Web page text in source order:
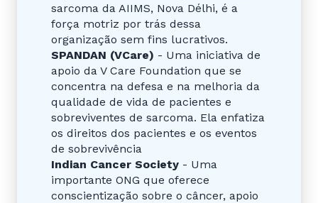
sarcoma da AIIMS, Nova Délhi, é a
força motriz por trás dessa
organização sem fins lucrativos.
SPANDAN (VCare) - Uma iniciativa de
apoio da V Care Foundation que se
concentra na defesa e na melhoria da
qualidade de vida de pacientes e
sobreviventes de sarcoma. Ela enfatiza
os direitos dos pacientes e os eventos
de sobrevivência
Indian Cancer Society - Uma
importante ONG que oferece
conscientização sobre o câncer, apoio